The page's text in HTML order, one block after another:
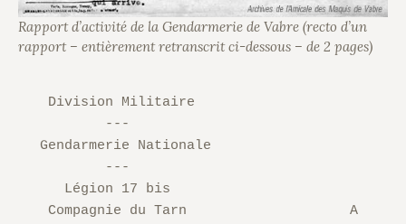
Rapport d’activité de la Gendarmerie de Vabre (recto d’un
rapport – entièrement retranscrit ci-dessous – de 2 pages)
Gendarmerie Nationale